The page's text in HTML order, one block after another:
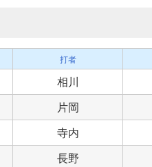
打者
相川
片岡
寺内
長野